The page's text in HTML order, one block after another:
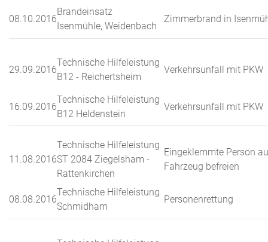
08.10.2016
Brandeinsatz
Isenmühle, Weidenbach
Zimmerbrand in
29.09.2016
Technische Hilfeleistung
B12 - Reichertsheim
Verkehrsunfall mit PKW
16.09.2016
Technische Hilfeleistung
B12 Heldenstein
Verkehrsunfall mit PKW
11.08.2016
Technische Hilfeleistung
ST 2084 Ziegelsham -
Rattenkirchen
Eingeklemmte Person
Fahrzeug befreien
08.08.2016
Technische Hilfeleistung
Schmidham
Personenrettung